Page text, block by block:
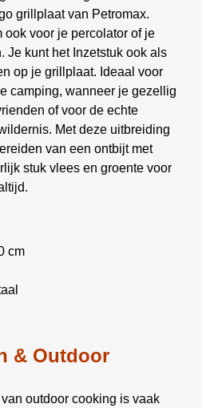
grillplaat van Petromax.
ook voor je percolator of je
Je kunt het Inzetstuk ook als
op je grillplaat. Ideaal voor
camping, wanneer je gezellig
of voor de echte
Met deze uitbreiding
van een ontbijt met
stuk vlees en groente voor
cm
& Outdoor
outdoor cooking is vaak